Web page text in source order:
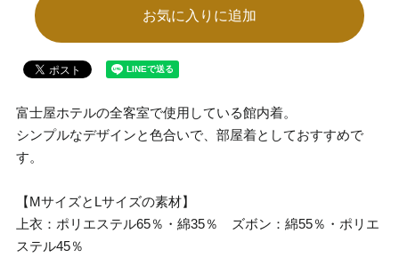
お気に入りに追加
富士屋ホテルの全客室で使用している館内着。
シンプルなデザインと色合いで、部屋着としておすすめで
す。
【MサイズとLサイズの素材】
上衣：ポリエステル65％・綿35％ ズボン：綿55％・ポリエ
ステル45％